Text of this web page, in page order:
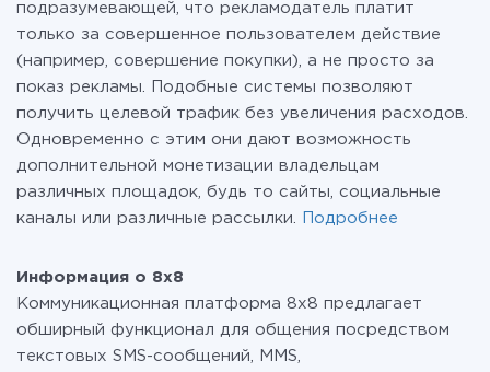
подразумевающей, что рекламодатель платит
только за совершенное пользователем действие
(например, совершение покупки), а не просто за
показ рекламы. Подобные системы позволяют
получить целевой трафик без увеличения расходов.
Одновременно с этим они дают возможность
дополнительной монетизации владельцам
различных площадок, будь то сайты, социальные
каналы или различные рассылки.
Подробнее
Информация о 8x8
Коммуникационная платформа 8х8 предлагает
обширный функционал для общения посредством
текстовых SMS-сообщений, MMS,